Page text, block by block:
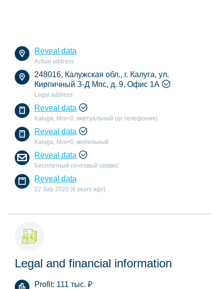
Reveal data
Actual address
248016, Калужская обл., г. Калуга, ул.
Кирпичный З-Д Мпс, д. 9, Офис 1А
Legal address
Reveal data
Kaluga, Мск+0, виртуальный (ip-телефония)
Reveal data
Kaluga, Мск+0, мобильный
Reveal data
Бесплатный почтовый сервис
Reveal data
22 July 2020 (6 years ago)
Legal and financial information
Profit: 111 тыс. ₽